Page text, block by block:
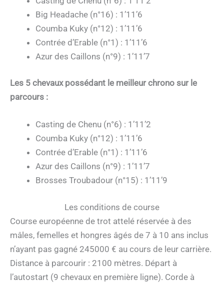
Big Headache (n°16) : 1’11’6
Coumba Kuky (n°12) : 1’11’6
Contrée d’Erable (n°1) : 1’11’6
Azur des Caillons (n°9) : 1’11’7
Les 5 chevaux possédant le meilleur chrono sur le
parcours :
Casting de Chenu (n°6) : 1’11’2
Coumba Kuky (n°12) : 1’11’6
Contrée d’Erable (n°1) : 1’11’6
Azur des Caillons (n°9) : 1’11’7
Brosses Troubadour (n°15) : 1’11’9
Les conditions de course
Course européenne de trot attelé réservée à des
mâles, femelles et hongres âgés de 7 à 10 ans inclus
n’ayant pas gagné 245000 € au cours de leur carrière.
Distance à parcourir : 2100 mètres. Départ à
l’autostart (9 chevaux en première ligne). Corde à